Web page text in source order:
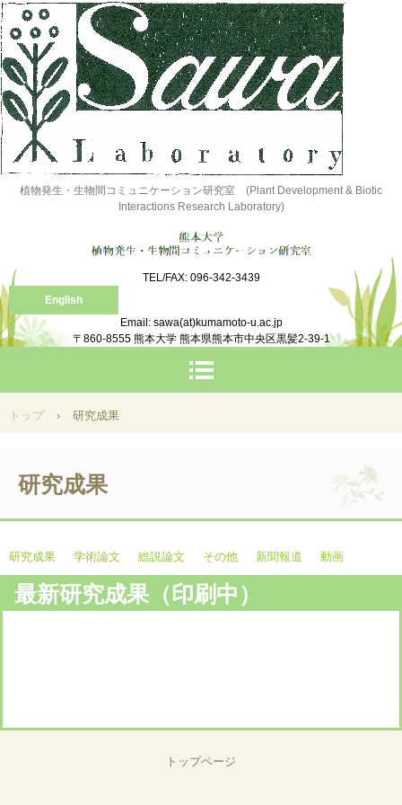
植物発生・生物間コミュニケーション研究室 (Plant Development & Biotic
Interactions Research Laboratory)
TEL/FAX: 096-342-3439
English
Email: sawa(at)kumamoto-u.ac.jp
〒860-8555 熊本大学 熊本県熊本市中央区黒髪2-39-1
トップ › 研究成果
研究成果
研究成果 学術論文 総説論文 その他 新聞報道 動画
最新研究成果（印刷中）
トップページ